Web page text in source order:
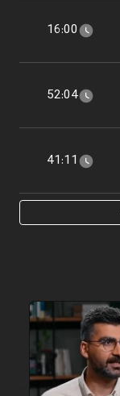
16:00
52:04
41:11